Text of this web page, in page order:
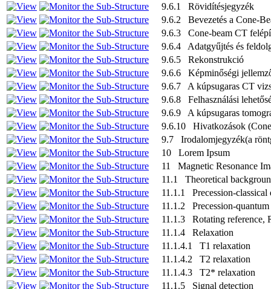
9.6.1 Rövidítésjegyzék
9.6.2 Bevezetés a Cone-
9.6.3 Cone-beam CT
9.6.4 Adatgyűjtés és
9.6.5 Rekonstrukció
9.6.6 Képminőségi
9.6.7 A kúpsugaras CT
9.6.8 Felhasználási
9.6.9 A kúpsugaras
9.6.10 Hivatkozások
9.7 Irodalomjegyzék(a
10 Lorem Ipsum
11 Magnetic Resonance
11.1 Theoretical
11.1.1 Precession-classical
11.1.2 Precession-
11.1.3 Rotating reference,
11.1.4 Relaxation
11.1.4.1 T1 relaxation
11.1.4.2 T2 relaxation
11.1.4.3 T2* relaxation
11.1.5 Signal detection